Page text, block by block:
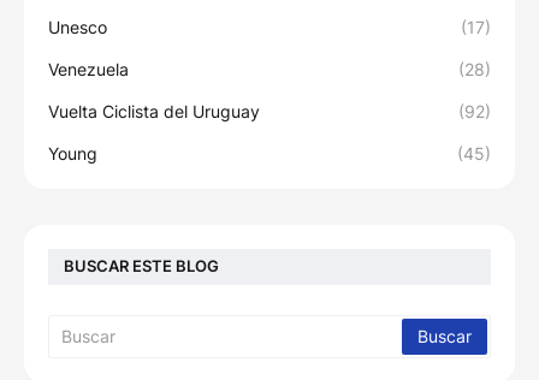
Unesco (17)
Venezuela (28)
Vuelta Ciclista del Uruguay (92)
Young (45)
BUSCAR ESTE BLOG